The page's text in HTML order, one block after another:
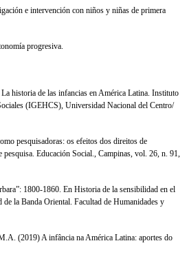
e intervención con niños y niñas de primera
progresiva.
historia de las infancias en América Latina. Instituto
(IGEHCS), Universidad Nacional del Centro/
pesquisadoras: os efeitos dos direitos de
pesquisa. Educación Social., Campinas, vol. 26, n. 91,
1800-1860. En Historia de la sensibilidad en el
la Banda Oriental. Facultad de Humanidades y
(2019) A infância na América Latina: aportes do